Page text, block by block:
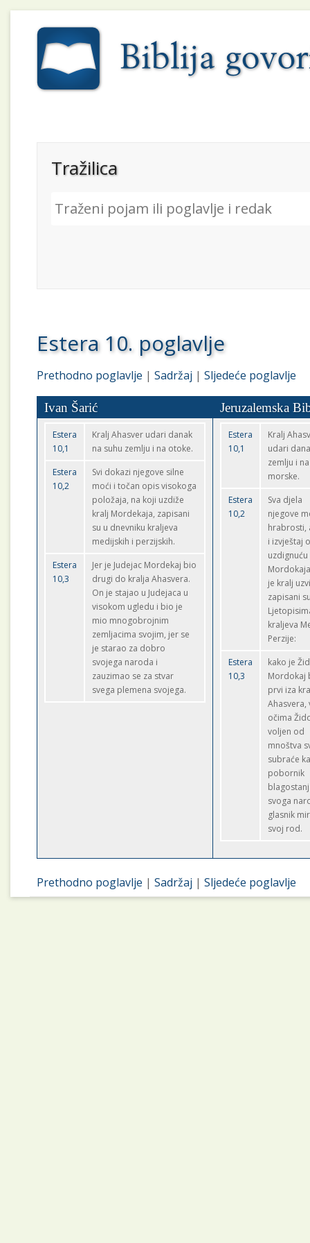
Tražilica
Estera 10. poglavlje
Prethodno poglavlje |Sadržaj |Sljedeće poglavlje
Ivan Šarić Jeruzalemska
Estera
10,1
Kralj Ahasver udari danak
na suhu zemlju i na otoke.
Estera
10,2
Svi dokazi njegove silne
moći i točan opis visokoga
položaja, na koji uzdiže
kralj Mordekaja, zapisani
su u dnevniku kraljeva
medijskih i perzijskih.
Estera
10,3
Jer je Judejac Mordekaj bio
drugi do kralja Ahasvera.
On je stajao u Judejaca u
visokom ugledu i bio je
mio mnogobrojnim
zemljacima svojim, jer se
je starao za dobro
svojega naroda i
zauzimao se za stvar
svega plemena svojega.
Estera
10,1
Kralj
udari
zemlju i
morske.
Estera
10,2
Sva djela
njegove
hrabrosti,
i izvještaj
uzdignuću
je kralj
zapisani
kraljeva
Perzije:
Estera
10,3
kako je
Mordokaj
prvi iza
Ahasvera,
očima
voljen od
mnoštva
subraće
pobornik
svoga
glasnik
svoj rod.
Prethodno poglavlje |Sadržaj |Sljedeće poglavlje